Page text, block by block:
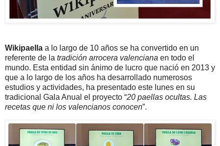
Wikipaella a lo largo de 10 años se ha convertido en un
referente de la tradición arrocera valenciana en todo el
mundo. Esta entidad sin ánimo de lucro que nació en 2013 y
que a lo largo de los años ha desarrollado numerosos
estudios y actividades, ha presentado este lunes en su
tradicional Gala Anual el proyecto “20 paellas ocultas. Las
recetas que ni los valencianos conocen”.